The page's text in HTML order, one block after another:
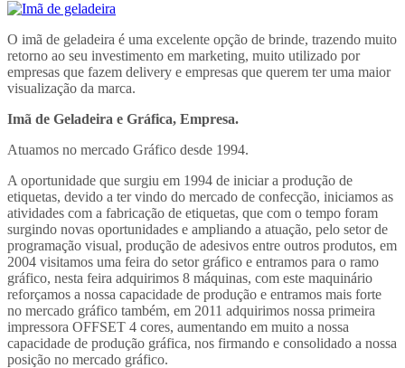
O imã de geladeira é uma excelente opção de brinde, trazendo muito
retorno ao seu investimento em marketing, muito utilizado por
empresas que fazem delivery e empresas que querem ter uma maior
visualização da marca.
Imã de Geladeira e Gráfica, Empresa.
Atuamos no mercado Gráfico desde 1994.
A oportunidade que surgiu em 1994 de iniciar a produção de
etiquetas, devido a ter vindo do mercado de confecção, iniciamos as
atividades com a fabricação de etiquetas, que com o tempo foram
surgindo novas oportunidades e ampliando a atuação, pelo setor de
programação visual, produção de adesivos entre outros produtos, em
2004 visitamos uma feira do setor gráfico e entramos para o ramo
gráfico, nesta feira adquirimos 8 máquinas, com este maquinário
reforçamos a nossa capacidade de produção e entramos mais forte
no mercado gráfico também, em 2011 adquirimos nossa primeira
impressora OFFSET 4 cores, aumentando em muito a nossa
capacidade de produção gráfica, nos firmando e consolidado a nossa
posição no mercado gráfico.